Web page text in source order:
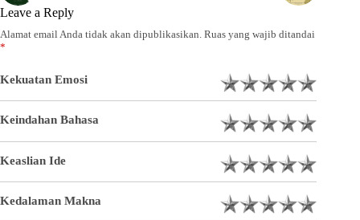
Leave a Reply
Alamat email Anda tidak akan dipublikasikan. Ruas yang wajib ditandai
*
Kekuatan Emosi
Keindahan Bahasa
Keaslian Ide
Kedalaman Makna